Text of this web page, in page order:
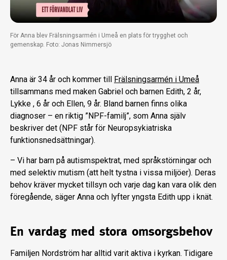
För Anna blev Frälsningsarmén i Umeå en plats för trygghet och
gemenskap. Foto: Jonas Nimmersjö
Anna är 34 år och kommer till
Frälsningsarmén i Umeå
tillsammans med maken Gabriel och barnen Edith, 2 år,
Lykke , 6 år och Ellen, 9 år. Bland barnen finns olika
diagnoser – en riktig ”NPF-familj”, som Anna själv
beskriver det (NPF står för Neuropsykiatriska
funktionsnedsättningar).
– Vi har barn på autismspektrat, med språkstörningar och
med selektiv mutism (att helt tystna i vissa miljöer). Deras
behov kräver mycket tillsyn och varje dag kan vara olik den
föregående, säger Anna och lyfter yngsta Edith upp i knät.
En vardag med stora omsorgsbehov
Familjen Nordström har alltid varit aktiva i kyrkan. Tidigare